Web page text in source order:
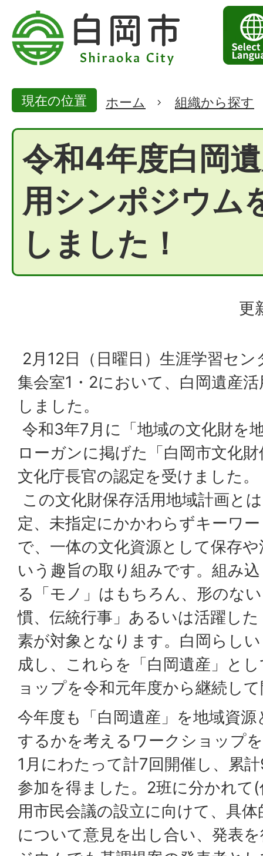
現在の位置 ホーム 組織から探す
令和4年度白岡
用シンポジウム
しました！
更
2月12日（日曜日）生涯学習セ
集会室1・2において、白岡遺産
しました。
令和3年7月に「地域の文化財を
ローガンに掲げた「白岡市文化
文化庁長官の認定を受けました。
この文化財保存活用地域計画と
定、未指定にかかわらずキーワ
で、一体の文化資源として保存
いう趣旨の取り組みです。組み
る「モノ」はもちろん、形のな
慣、伝統行事」あるいは活躍し
素が対象となります。白岡らし
成し、これらを「白岡遺産」と
ョップを令和元年度から継続し
今年度も「白岡遺産」を地域資
するかを考えるワークショップ
1月にわたって計7回開催し、累
参加を得ました。2班に分かれて
用市民会議の設立に向けて、具
について意見を出し合い、発表